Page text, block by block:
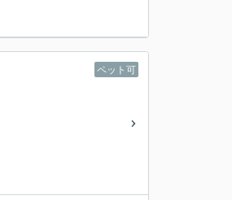
ペット可